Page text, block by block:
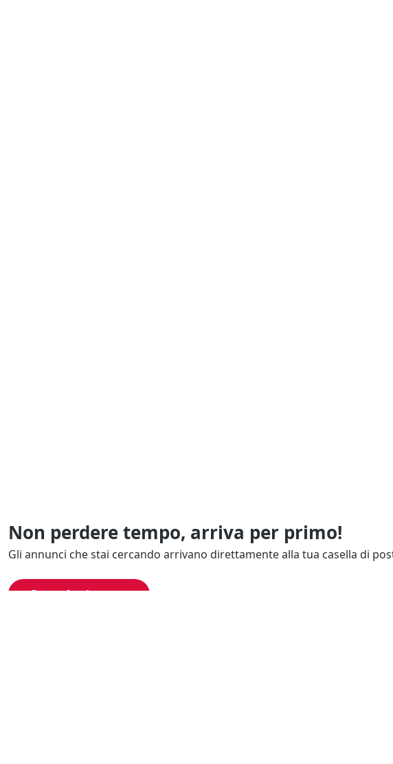
Non perdere tempo, arriva per primo!
Gli annunci che stai cercando arrivano direttamente alla tua casella di
Resta Aggiornato